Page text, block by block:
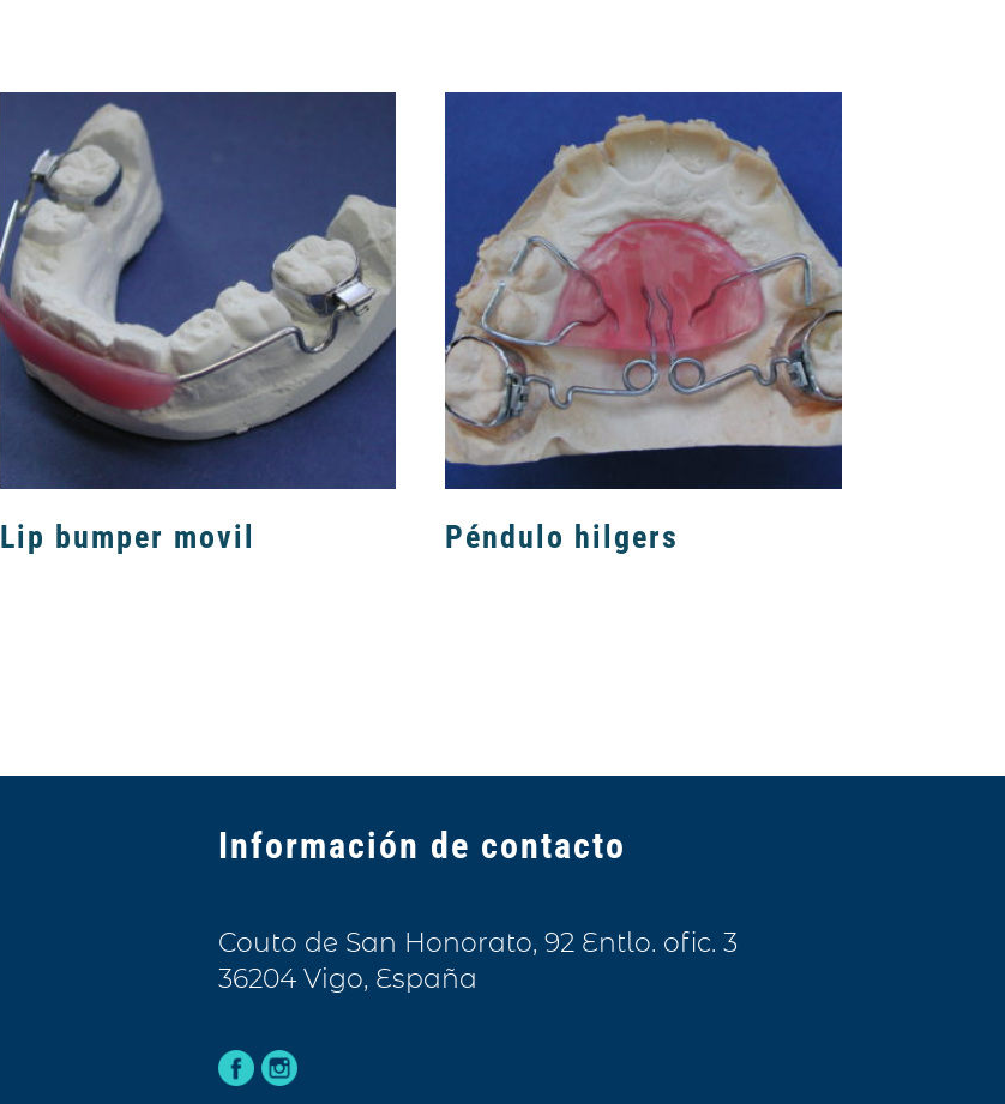
Lip bumper movil Péndulo hilgers
Información de contacto
Couto de San Honorato, 92 Entlo. ofic. 3
36204 Vigo, España